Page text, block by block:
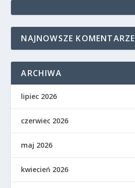
NAJNOWSZE KOMENTARZE
ARCHIWA
lipiec 2026
czerwiec 2026
maj 2026
kwiecień 2026